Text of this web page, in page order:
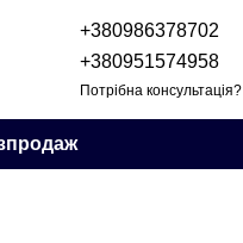
+380986378702
+380951574958
Потрібна консультація?